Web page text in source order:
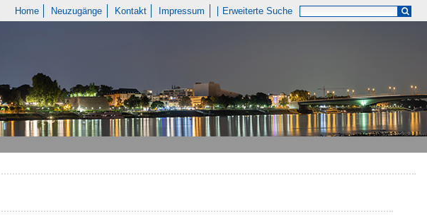
Home Neuzugänge Kontakt Impressum Erweiterte Suche